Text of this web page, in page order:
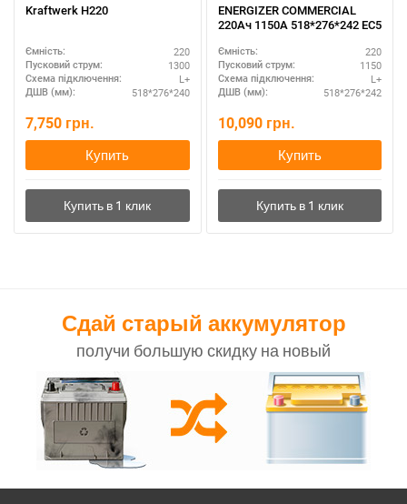
Kraftwerk H220
Ємність: 220
Пусковий струм: 1300
Схема підключення: L+
ДШВ (мм): 518*276*240
7,750 грн.
Купить
ENERGIZER COMMERCIAL
220Ач 1150A 518*276*242 EC5
Ємність: 220
Пусковий струм: 1150
Схема підключення: L+
ДШВ (мм): 518*276*242
10,090 грн.
Купить
Сдай старый аккумулятор
получи большую скидку на новый